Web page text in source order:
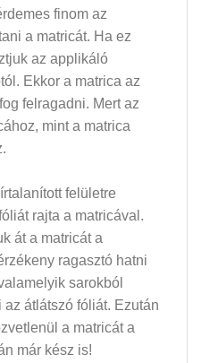
finom az
a matricát. Ha ez
az applikáló
Ekkor a matrica az
felragadni. Mert az
mint a matrica
felületre
rajta a matricával.
át a matricát a
ragasztó hatni
sarokból
átlátszó fóliát. Ezután
a matricát a
már kész is!